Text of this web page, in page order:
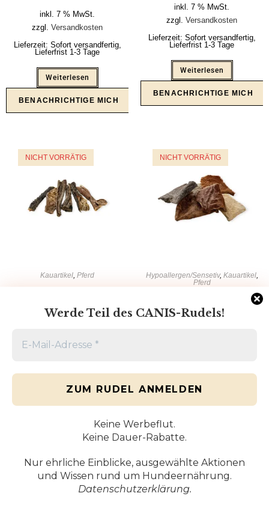
inkl. 7 % MwSt.
zzgl. Versandkosten
Lieferzeit: Sofort versandfertig,
Lieferfrist 1-3 Tage
Weiterlesen
inkl. 7 % MwSt.
zzgl. Versandkosten
Lieferzeit: Sofort versandfertig,
Lieferfrist 1-3 Tage
Weiterlesen
NICHT VORRÄTIG
Kauartikel Pferd
12,50 €
inkl. 19 % MwSt.
Lieferfrist 1-3 Tage
NICHT VORRÄTIG
Hypoallergen/Sensetiv, Kauartikel,
Pferd
Pferde-Hautplatten mit Fell
250g
Lieferfrist 1-3 Tage
Werde Teil des CANIS-Rudels!
Keine Werbeflut.
Keine Dauer-Rabatte.
Nur ehrliche Einblicke, ausgewählte Aktionen
und Wissen rund um Hundeernährung.
Datenschutzerklärung.